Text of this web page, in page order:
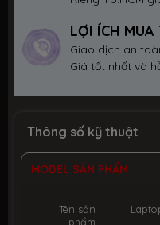
LỢI ÍCH MUA
Giao dịch an
Giá tốt nhất và
Thông số kỹ thuật
MODEL SẢN PHẨM
Tên sản
phẩm